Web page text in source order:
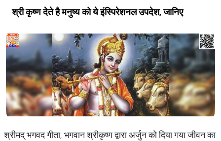
श्री कृष्ण देते है मनुष्य को ये इंस्पिरेशनल उपदेश, जानिए
श्रीमद् भगवद गीता, भगवान श्रीकृष्ण द्वारा अर्जुन को दिया गया जीवन का